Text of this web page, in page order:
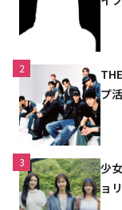
2
プ
3
少
ョ